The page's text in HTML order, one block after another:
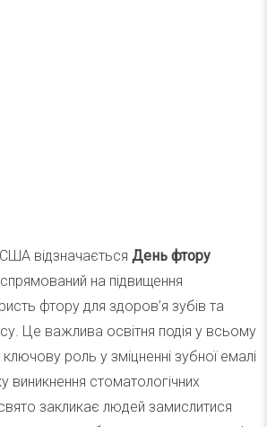
відзначається День фтору
на підвищення
фтору для здоров’я зубів та
Це важлива освітня подія у всьому
ключову роль у зміцненні зубної емалі
виникнення стоматологічних
закликає людей замислитися